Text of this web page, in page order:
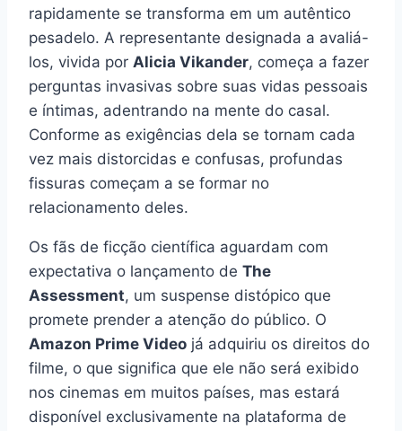
rapidamente se transforma em um autêntico
pesadelo. A representante designada a avaliá-
los, vivida por Alicia Vikander, começa a fazer
perguntas invasivas sobre suas vidas pessoais
e íntimas, adentrando na mente do casal.
Conforme as exigências dela se tornam cada
vez mais distorcidas e confusas, profundas
fissuras começam a se formar no
relacionamento deles.
Os fãs de ficção científica aguardam com
expectativa o lançamento de The
Assessment, um suspense distópico que
promete prender a atenção do público. O
Amazon Prime Video já adquiriu os direitos do
filme, o que significa que ele não será exibido
nos cinemas em muitos países, mas estará
disponível exclusivamente na plataforma de